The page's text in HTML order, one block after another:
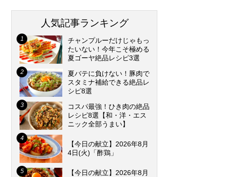
人気記事ランキング
チャンプルーだけじゃもっ
たいない！今年こそ極める
夏ゴーヤ絶品レシピ3選
夏バテに負けない！豚肉で
スタミナ補給できる絶品レ
シピ8選
コスパ最強！ひき肉の絶品
レシピ8選【和・洋・エス
ニック全部うまい】
【今日の献立】2026年8月
4日(火)「酢鶏」
【今日の献立】2026年8月